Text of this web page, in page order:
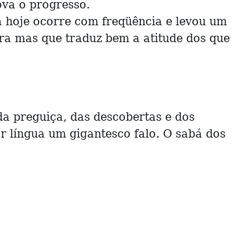
o progresso.
ocorre com freqüência e levou um
mas que traduz bem a atitude dos que
das descobertas e dos
um gigantesco falo. O sabá dos